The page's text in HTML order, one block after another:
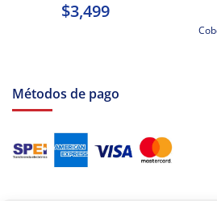
$3,499
Métodos de pago